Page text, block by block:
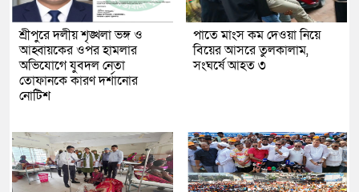
শ্রীপুরে দলীয় শৃঙ্খলা ভঙ্গ ও
আহ্বায়কের ওপর হামলার
অভিযোগে যুবদল নেতা
তোফানকে কারণ দর্শানোর
নোটিশ
পাতে মাংস কম দেওয়া নিয়ে
বিয়ের আসরে তুলকালাম,
সংঘর্ষে আহত ৩